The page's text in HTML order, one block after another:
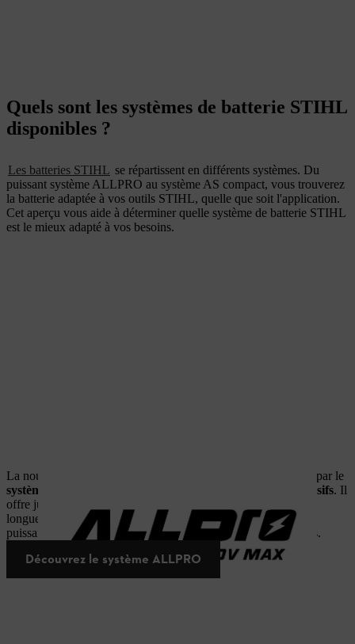
Quels sont les systèmes de batterie STIHL
disponibles ?
Les batteries STIHL se répartissent en différents systèmes. Du
puissant système ALLPRO au système AS compact, vous trouverez
la batterie adaptée à vos outils STIHL, quelle que soit l'application.
Cet aperçu vous aide à déterminer quelle système de batterie STIHL
est le mieux adapté à vos besoins.
La nouvelle génération de technologie batterie est représentée par le
système ALLPRO
pour les travaux particulièrement intensifs. Il
offre jusqu'à 60 % de performances maximales en plus¹ et une
longue durée de vie³. Vous disposez ainsi exactement de la
puissance nécessaire, même pour les tâches les plus exigeantes.
Découvrez le système ALLPRO